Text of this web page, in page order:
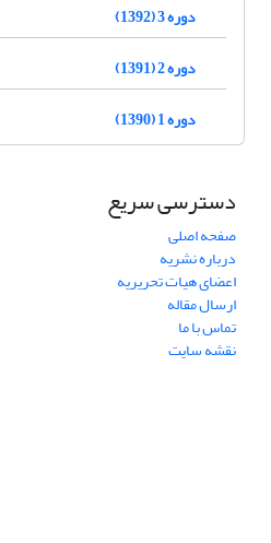
دوره 3 (1392)
دوره 2 (1391)
دوره 1 (1390)
دسترسی سریع
صفحه اصلی
درباره نشریه
اعضای هیات تحریریه
ارسال مقاله
تماس با ما
نقشه سایت